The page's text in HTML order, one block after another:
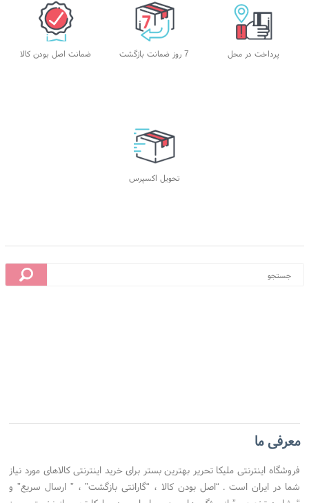
محل 7 روز ضمانت بازگشت ضمانت اصل بودن کالا
معرفی ما
فروشگاه اینترنتی ملیکا تحریر بهترین بستر برای خرید اینترنتی کالاهای مورد نیاز
شما در ایران است . “اصل بودن کالا ، “گارانتی بازگشت” ، ” ارسال سریع” و